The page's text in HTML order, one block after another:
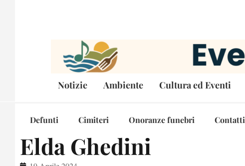
Notizie Ambiente Cultura ed Eventi
Defunti Cimiteri Onoranze funebri Contatti
Elda Ghedini